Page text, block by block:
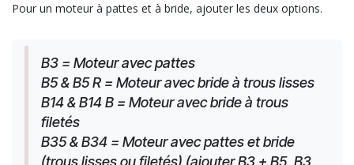
Pour un moteur à pattes et à bride, ajouter les deux options.
B3 = Moteur avec pattes
B5 & B5 R = Moteur avec bride à trous lisses
B14 & B14 B = Moteur avec bride à trous
filetés
B35 & B34 = Moteur avec pattes et bride